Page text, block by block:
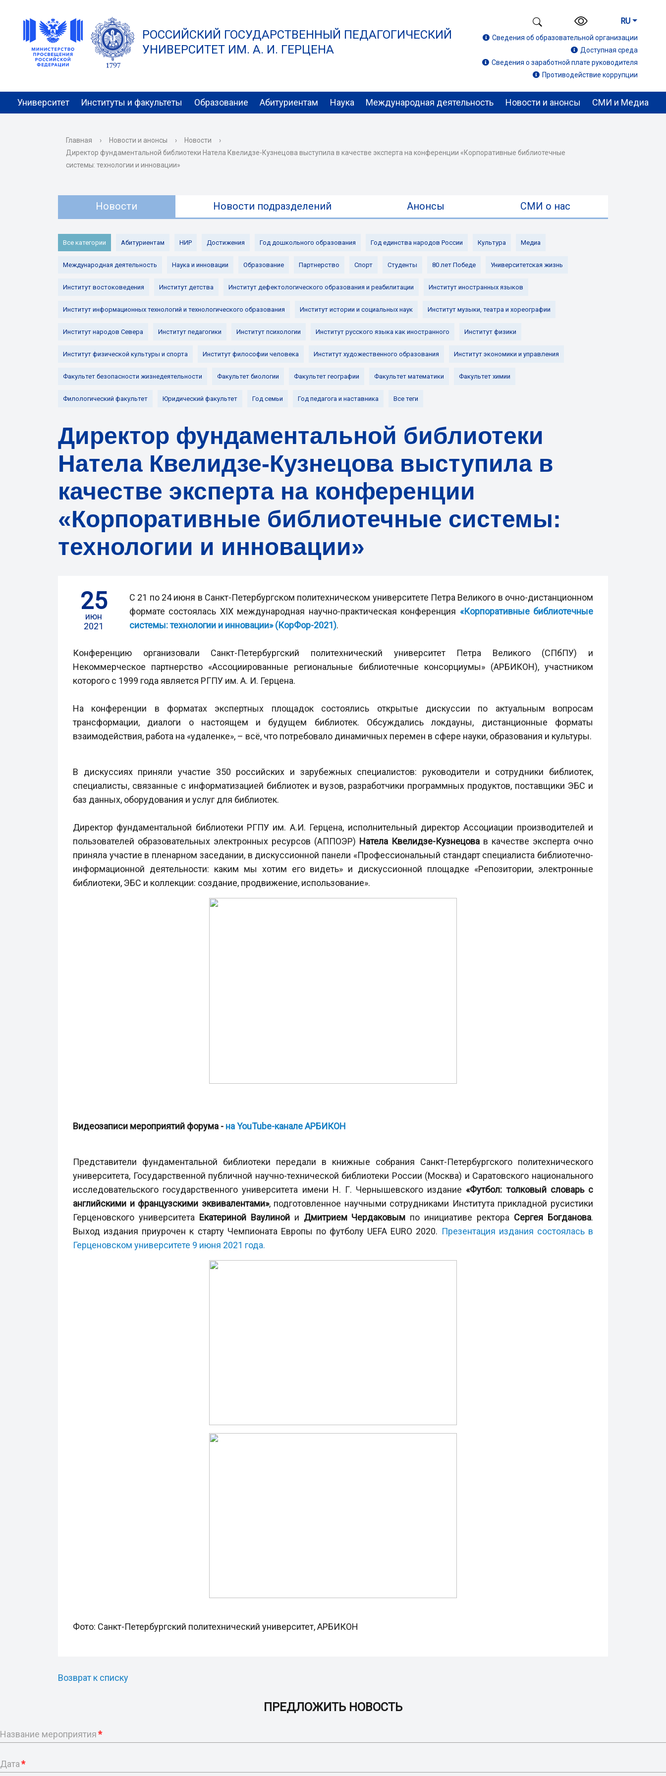
РОССИЙСКИЙ ГОСУДАРСТВЕННЫЙ ПЕДАГОГИЧЕСКИЙ
УНИВЕРСИТЕТ ИМ. А. И. ГЕРЦЕНА
RU
Сведения об образовательной организации
Доступная среда
Сведения о заработной плате руководителя
Противодействие коррупции
Университет Институты и факультеты Образование Абитуриентам Наука Международная деятельность Новости и анонсы СМИ и Медиа
Главная › Новости и анонсы › Новости
›
Директор фундаментальной библиотеки Натела Квелидзе-Кузнецова выступила в качестве эксперта на конференции «Корпоративные библиотечные
системы: технологии и инновации»
Новости Новости подразделений Анонсы СМИ о нас
Все категории Абитуриентам НИР Достижения Год дошкольного образования Год единства народов России Культура Медиа
Международная деятельность Наука и инновации Образование Партнерство Спорт Студенты 80 лет Победе Университетская жизнь
Институт востоковедения Институт детства Институт дефектологического образования и реабилитации Институт иностранных языков
Институт информационных технологий и технологического образования Институт истории и социальных наук Институт музыки, театра и хореографии
Институт народов Севера Институт педагогики Институт психологии Институт русского языка как иностранного Институт физики
Институт физической культуры и спорта Институт философии человека Институт художественного образования Институт экономики и управления
Факультет безопасности жизнедеятельности Факультет биологии Факультет географии Факультет математики Факультет химии
Филологический факультет Юридический факультет Год семьи Год педагога и наставника Все теги
Директор фундаментальной библиотеки
Натела Квелидзе-Кузнецова выступила в
качестве эксперта на конференции
«Корпоративные библиотечные системы:
технологии и инновации»
25
июн
2021
С 21 по 24 июня в Санкт-Петербургском политехническом университете Петра Великого в очно-дистанционном
формате состоялась XIX международная научно-практическая конференция «Корпоративные библиотечные
системы: технологии и инновации» (КорФор-2021).
Конференцию организовали Санкт-Петербургский политехнический университет Петра Великого (СПбПУ) и
Некоммерческое партнерство «Ассоциированные региональные библиотечные консорциумы» (АРБИКОН), участником
которого с 1999 года является РГПУ им. А. И. Герцена.
На конференции в форматах экспертных площадок состоялись открытые дискуссии по актуальным вопросам
трансформации, диалоги о настоящем и будущем библиотек. Обсуждались локдауны, дистанционные форматы
взаимодействия, работа на «удаленке», – всё, что потребовало динамичных перемен в сфере науки, образования и культуры.
В дискуссиях приняли участие 350 российских и зарубежных специалистов: руководители и сотрудники библиотек,
специалисты, связанные с информатизацией библиотек и вузов, разработчики программных продуктов, поставщики ЭБС и
баз данных, оборудования и услуг для библиотек.
Директор фундаментальной библиотеки РГПУ им. А.И. Герцена, исполнительный директор Ассоциации производителей и
пользователей образовательных электронных ресурсов (АППОЭР) Натела Квелидзе-Кузнецова в качестве эксперта очно
приняла участие в пленарном заседании, в дискуссионной панели «Профессиональный стандарт специалиста библиотечно-
информационной деятельности: каким мы хотим его видеть» и дискуссионной площадке «Репозитории, электронные
библиотеки, ЭБС и коллекции: создание, продвижение, использование».
Видеозаписи мероприятий форума - на YouTube-канале АРБИКОН
Представители фундаментальной библиотеки передали в книжные собрания Санкт-Петербургского политехнического
университета, Государственной публичной научно-технической библиотеки России (Москва) и Саратовского национального
исследовательского государственного университета имени Н. Г. Чернышевского издание«Футбол: толковый словарь с
английскими и французскими эквивалентами», подготовленное научными сотрудниками Института прикладной русистики
Герценовского университета Екатериной Ваулинойи Дмитрием Чердаковым по инициативе ректора Сергея Богданова.
Выход издания приурочен к старту Чемпионата Европы по футболу UEFA EURO 2020. Презентация издания состоялась в
Герценовском университете 9 июня 2021 года.
Фото: Санкт-Петербургский политехнический университет, АРБИКОН
Возврат к списку
ПРЕДЛОЖИТЬ НОВОСТЬ
Название мероприятия*
Дата*